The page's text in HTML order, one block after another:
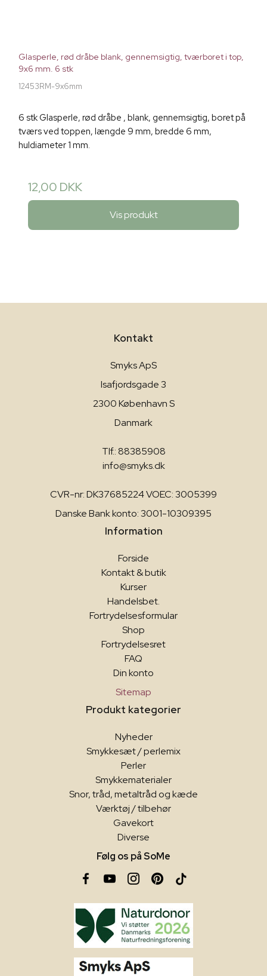
Glasperle, rød dråbe blank, gennemsigtig, tværboret i top,
9x6 mm. 6 stk
12453RM-9x6mm
6 stk Glasperle, rød dråbe , blank, gennemsigtig, boret på
tværs ved toppen, længde 9 mm, bredde 6 mm,
huldiameter 1 mm.
12,00 DKK
Vis produkt
Kontakt
Smyks ApS
Isafjordsgade 3
2300 København S
Danmark
Tlf.: 88385908
info@smyks.dk
CVR-nr: DK37685224 VOEC: 3005399
Danske Bank konto: 3001-10309395
Information
Forside
Kontakt & butik
Kurser
Handelsbet.
Fortrydelsesformular
Shop
Fortrydelsesret
FAQ
Din konto
Sitemap
Produkt kategorier
Nyheder
Smykkesæt / perlemix
Perler
Smykkematerialer
Snor, tråd, metaltråd og kæde
Værktøj / tilbehør
Gavekort
Diverse
Følg os på SoMe